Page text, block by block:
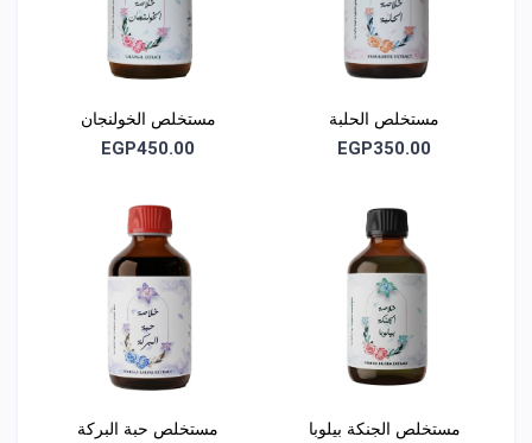
مستخلص الحلبة
EGP350.00
مستخلص الخولنجان
EGP450.00
مستخلص الجنكة بيلوبا مستخلص حبة البركة